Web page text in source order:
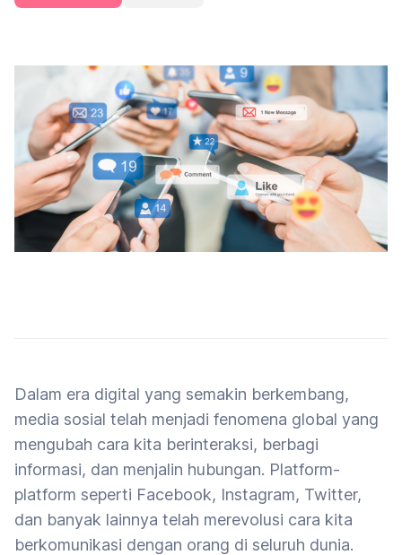
Dalam era digital yang semakin berkembang,
media sosial telah menjadi fenomena global yang
mengubah cara kita berinteraksi, berbagi
informasi, dan menjalin hubungan. Platform-
platform seperti Facebook, Instagram, Twitter,
dan banyak lainnya telah merevolusi cara kita
berkomunikasi dengan orang di seluruh dunia.